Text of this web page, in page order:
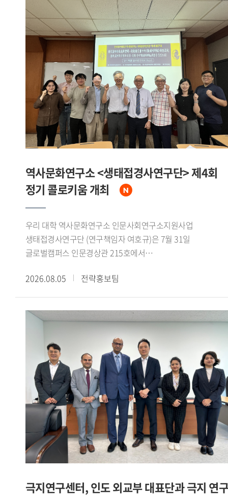
이어지는 노정을 밟았다. 가샨동 선비석실과 어원커족
순록문화 박물관, 후룬베이얼 역사박물관 등을 참관하는 한편,
넌강과 어얼구나강 유역, 어얼구나 습지, 후룬호를 직접
답사하며 삼림에서 수계, 초원으로 이어지는 자연환경의
변화를 확인했다.이번 조사를 통해 연구진은 에벤키
어룬춘족의 수렵 어로 목축 문화와 대흥안령 생태환경에 관한
자료를 폭넓게 수집했다. 특히 중 러 접경지대인 어얼구나강
유역과 만주리 일대에서 확인된 문화 요소들은 현지
소수민족의 문화와도 맞물리며 지역적 특색을 이루고 있었다.
수집된 성과는 향후 연구와 교육에 활용될 예정이다.
역사문화연구소 <생태접경사연구단> 제4회
정기 콜로키움 개최
우리 대학 역사문화연구소 인문사회연구소지원사업
생태접경사연구단 (연구책임자 여호규)은 7월 31일
글로벌캠퍼스 인문경상관 215호에서
《散頒刑部格》殘卷談起」라는 주제로 제4회 정기
콜로키움을 개최했다. 이번 콜로키움은 현장 강연과 Webex를
통한 온라인 강연을 병행하는 방식으로 진행됐다.이번
콜로키움에서는 중국 법제사와 당대 형벌제도를 연구해 온
陳俊强 臺北大學 역사학과 석좌교수를 초청하여 唐代 流刑의
규정과 실상―돈황 문서 『散頒刑部格』 殘卷을 중심으로
라는 주제로 심도 있는 강연을 진행했다.강연에서는 돈황에서
발견된 『散頒刑部格』 잔권과 『唐律疏議』 등을 바탕으로
당대 유형(流刑)의 법적 규정과 실제 운영 양상을 살펴봤다.
먼저 육형(肉刑) 중심의 고대 형벌체계가 도형(徒刑)과 유형
중심으로 변화하고, 북위 후기에 정식 형벌로 성립한 유형이 수
당대에 오형체계의 하나로 정비되는 과정을 설명했다. 또한
유배 거리와 노역, 현지 호적 편입, 가족의 동행을 비롯하여
사면과 형벌의 가중 등 다양한 운영 방식을 검토했다. 이를 통해
공동체로부터의 분리와 낯선 유배지에 대한 두려움에 기초한
2026.08.05 전략홍보팀
극지연구센터, 인도 외교부 대표단과 극지 연